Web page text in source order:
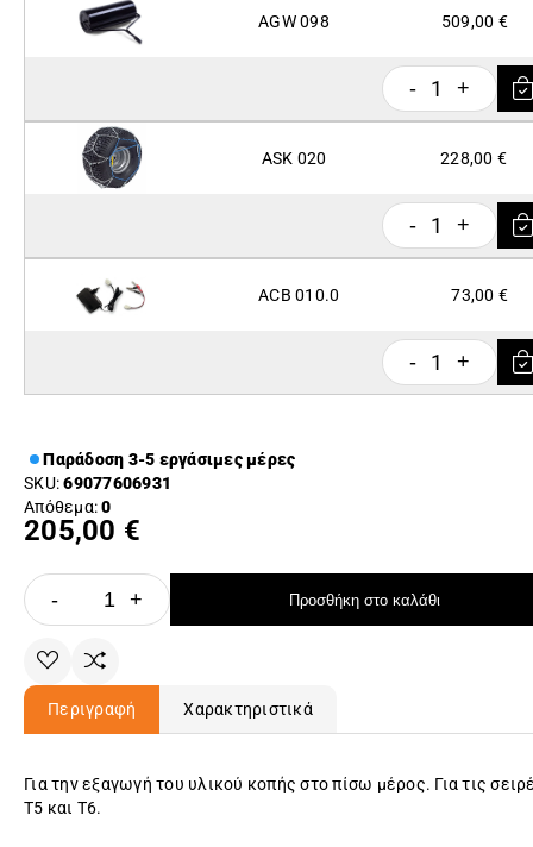
AGW 098 509,00 €
- 1 +
ASK 020 228,00 €
- 1 +
ACB 010.0 73,00 €
- 1 +
Παράδοση 3-5 εργάσιμες μέρες
SKU:69077606931
Απόθεμα:0
205,00 €
- + Προσθήκη στο καλάθι
Περιγραφή Χαρακτηριστικά
Για την εξαγωγή του υλικού κοπής στο πίσω μέρος. Για τις
T5 και T6.